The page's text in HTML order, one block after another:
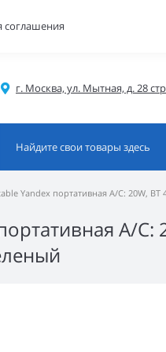
соглашения
г. Москва, ул. Мытная, д. 28
Yandex портативная А/С: 20W,
А/